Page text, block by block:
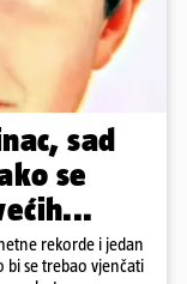
sad
se
rekorde i jedan
bi se trebao vjenčati